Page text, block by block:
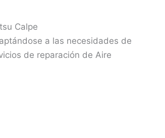
Calpe
a las necesidades de
de reparación de Aire